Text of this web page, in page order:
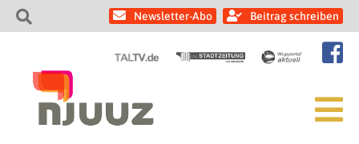
Newsletter-Abo Beitrag schreiben